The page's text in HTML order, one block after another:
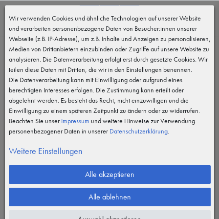
MENÜ
Wir verwenden Cookies und ähnliche Technologien auf unserer Website
und verarbeiten personenbezogene Daten von Besucher:innen unserer
Webseite (z.B. IP-Adresse), um z.B. Inhalte und Anzeigen zu personalisieren,
Medien von Drittanbietern einzubinden oder Zugriffe auf unsere Website zu
analysieren. Die Datenverarbeitung erfolgt erst durch gesetzte Cookies. Wir
teilen diese Daten mit Dritten, die wir in den Einstellungen benennen.
Die Datenverarbeitung kann mit Einwilligung oder aufgrund eines
berechtigten Interesses erfolgen. Die Zustimmung kann erteilt oder
abgelehnt werden. Es besteht das Recht, nicht einzuwilligen und die
Einwilligung zu einem späteren Zeitpunkt zu ändern oder zu widerrufen.
Beachten Sie unser Impressum und weitere Hinweise zur Verwendung
personenbezogener Daten in unserer Daten­schutz­erklärung.
Weitere Einstellungen
Alle akzeptieren
Alle ablehnen